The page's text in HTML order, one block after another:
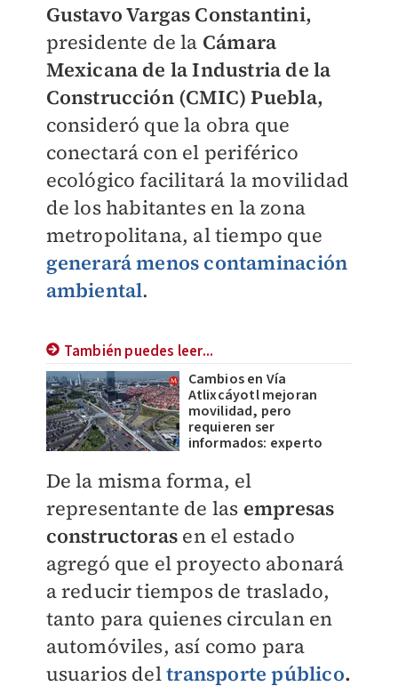
Gustavo Vargas Constantini,
presidente de la Cámara
Mexicana de la Industria de la
Construcción (CMIC) Puebla,
consideró que la obra que
conectará con el periférico
ecológico facilitará la movilidad
de los habitantes en la zona
metropolitana, al tiempo que
generará menos contaminación
ambiental.
También puedes leer...
Cambios en Vía
Atlixcáyotl mejoran
movilidad, pero
requieren ser
informados: experto
De la misma forma, el
representante de las empresas
constructoras en el estado
agregó que el proyecto abonará
a reducir tiempos de traslado,
tanto para quienes circulan en
automóviles, así como para
usuarios deltransporte público.